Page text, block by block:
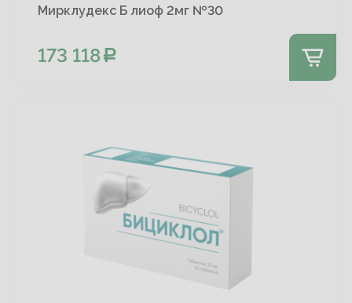
Мирклудекс Б лиоф 2мг №30
173 118